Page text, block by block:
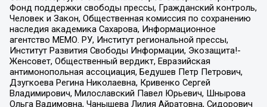
Фонд поддержки свободы прессы, Гражданский контроль,
Человек и Закон, Общественная комиссия по сохранению
наследия академика Сахарова, Информационное
агентство МЕМО. РУ, Институт региональной прессы,
Институт Развития Свободы Информации, Экозащита!-
Женсовет, Общественный вердикт, Евразийская
антимонопольная ассоциация, Бедушев Петр Петрович,
Дзугкоева Регина Николаевна, Кривенко Сергей
Владимирович, Милославский Павел Юрьевич, Шнырова
Ольга Вадимовна, Чанышева Лилия Айратовна, Сидорович